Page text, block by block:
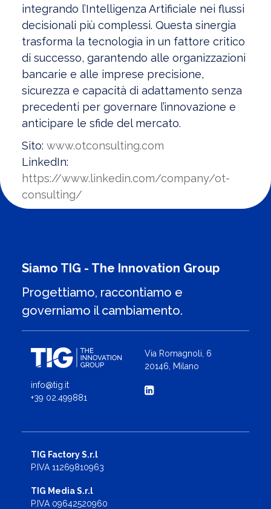
integrando l’Intelligenza Artificiale nei flussi
decisionali più complessi. Questa sinergia
trasforma la tecnologia in un fattore critico
di successo, garantendo alle organizzazioni
bancarie e alle imprese precisione,
sicurezza e capacità di adattamento senza
precedenti per governare l’innovazione e
anticipare le sfide del mercato.
Sito: www.otconsulting.com
LinkedIn:
https://www.linkedin.com/company/ot-
consulting/
Siamo TIG - The Innovation Group
Progettiamo, raccontiamo e
governiamo il cambiamento.
info@tig.it
+39 02.499881
Via Romagnoli, 6
20146, Milano
TIG Factory S.r.l
P.IVA 11269810963
TIG Media S.r.l
P.IVA 09642520960